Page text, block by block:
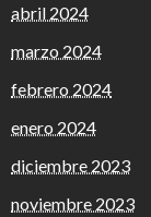
abril 2024
marzo 2024
febrero 2024
enero 2024
diciembre 2023
noviembre 2023